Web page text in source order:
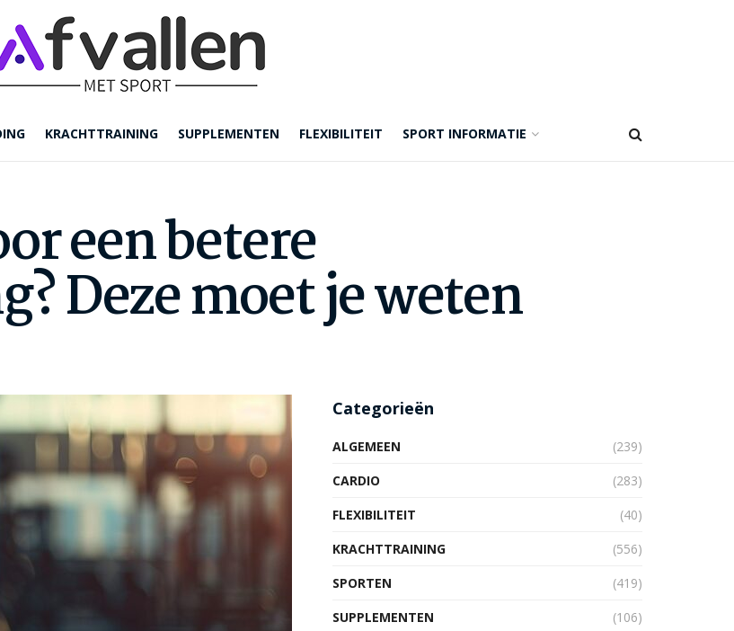
KRACHTTRAINING SUPPLEMENTEN FLEXIBILITEIT SPORT INFORMATIE
een betere
Deze moet je weten
Categorieën
ALGEMEEN
(239)
CARDIO
(283)
FLEXIBILITEIT
(40)
KRACHTTRAINING
(556)
SPORTEN
(419)
SUPPLEMENTEN
(106)